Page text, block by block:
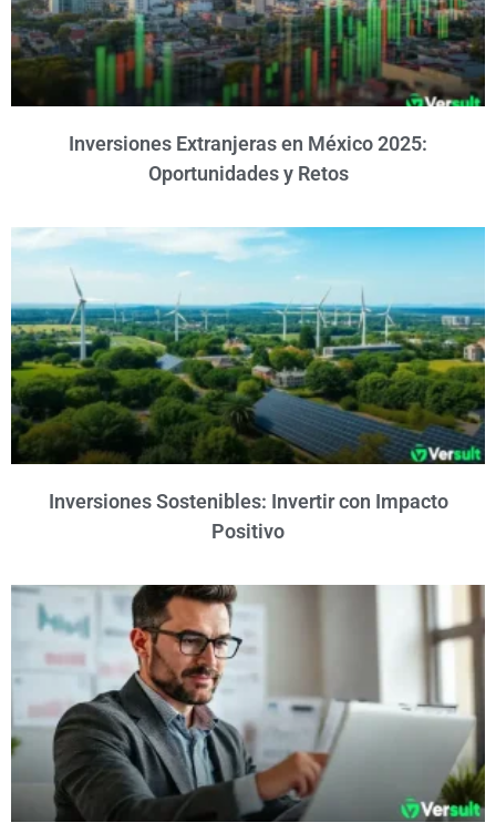
Inversiones Extranjeras en México 2025:
Oportunidades y Retos
Inversiones Sostenibles: Invertir con Impacto
Positivo